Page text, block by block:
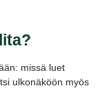
missä luet
ulkonäköön myös